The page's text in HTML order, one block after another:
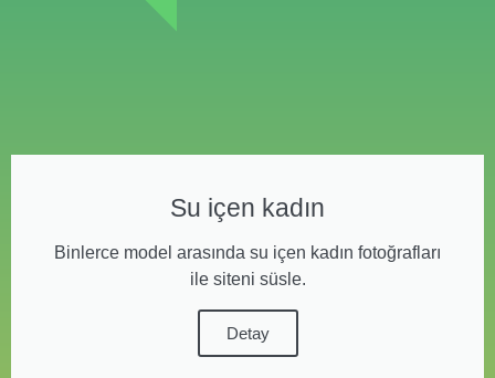
Su içen kadın
Binlerce model arasında su içen kadın fotoğrafları
ile siteni süsle.
Detay